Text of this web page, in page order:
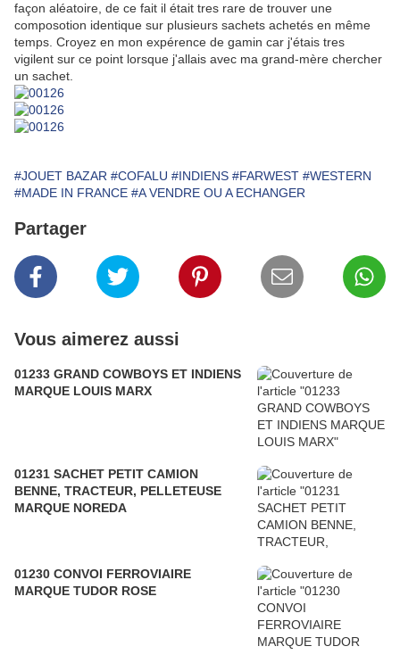
façon aléatoire, de ce fait il était tres rare de trouver une
composotion identique sur plusieurs sachets achetés en même
temps. Croyez en mon expérence de gamin car j'étais tres
vigilent sur ce point lorsque j'allais avec ma grand-mère chercher
un sachet.
#JOUET BAZAR #COFALU #INDIENS #FARWEST #WESTERN
#MADE IN FRANCE #A VENDRE OU A ECHANGER
Partager
Vous aimerez aussi
01233 GRAND COWBOYS ET INDIENS
MARQUE LOUIS MARX
01231 SACHET PETIT CAMION
BENNE, TRACTEUR, PELLETEUSE
MARQUE NOREDA
01230 CONVOI FERROVIAIRE
MARQUE TUDOR ROSE